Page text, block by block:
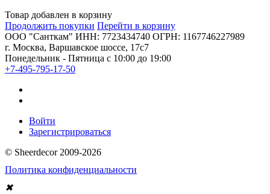
Товар добавлен в корзину
Продолжить покупки Перейти в корзину
ООО "Санткам" ИНН: 7723434740 ОГРН: 1167746227989
г. Москва, Варшавское шоссе, 17с7
Понедельник - Пятница с 10:00 до 19:00
+7-495-795-17-50
Войти
Зарегистрироваться
© Sheerdecor 2009-2026
Политика конфиденциальности
✖